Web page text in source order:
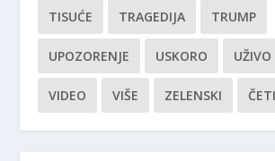
TISUĆE TRAGEDIJA TRUMP
UPOZORENJE USKORO UŽIVO
VIDEO VIŠE ZELENSKI